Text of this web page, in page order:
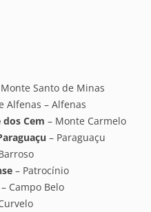
Santo de Minas
Alfenas – Alfenas
dos Cem – Monte Carmelo
– Paraguaçu
– Patrocínio
Campo Belo